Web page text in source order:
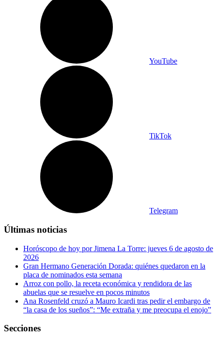
YouTube
TikTok
Telegram
Últimas noticias
Horóscopo de hoy por Jimena La Torre: jueves 6 de agosto de
2026
Gran Hermano Generación Dorada: quiénes quedaron en la
placa de nominados esta semana
Arroz con pollo, la receta económica y rendidora de las
abuelas que se resuelve en pocos minutos
Ana Rosenfeld cruzó a Mauro Icardi tras pedir el embargo de
“la casa de los sueños”: “Me extraña y me preocupa el enojo”
Secciones